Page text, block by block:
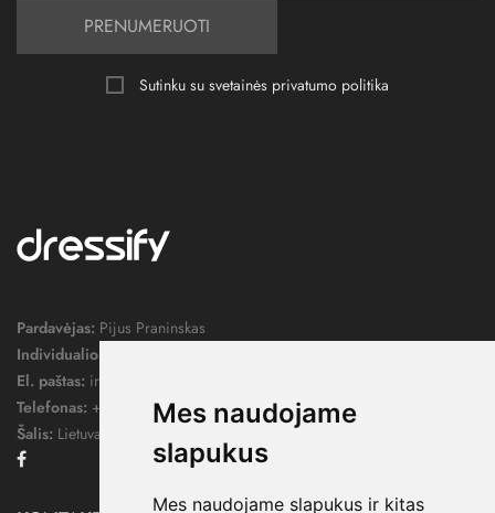
Mes naudojame
slapukus
Mes naudojame slapukus ir kitas
PRENUMERUOTI
Sutinku su svetainės privatumo politika
Pardavėjas: Pijus Praninskas
Individualios veiklos pažymos nr.:
El. paštas: info@dressify.lt
Telefonas: +370 676 78578
Šalis: Lietuva